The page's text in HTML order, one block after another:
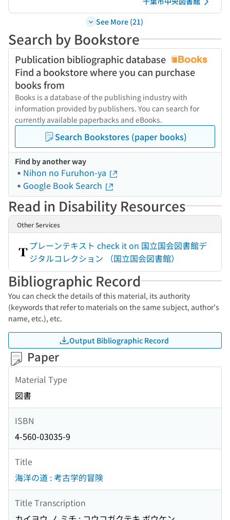
See More (21)
Search by Bookstore
Publication bibliographic database
Find a bookstore where you can purchase
books from
Books is a database of the publishing industry with
information provided by publishers. You can search for
currently available paperbacks and eBooks.
Search Bookstores (paper books)
Find by another way
Nihon no Furuhon-ya
Google Book Search
Read in Disability Resources
Other Services
プレーンテキスト check it on 国立国会図書館デ
ジタルコレクション （国立国会図書館）
Bibliographic Record
You can check the details of this material, its authority
(keywords that refer to materials on the same subject, author's
name, etc.), etc.
Output Bibliographic Record
Paper
Material Type
図書
ISBN
4-560-03035-9
Title
海洋の道 : 考古学的冒険
Title Transcription